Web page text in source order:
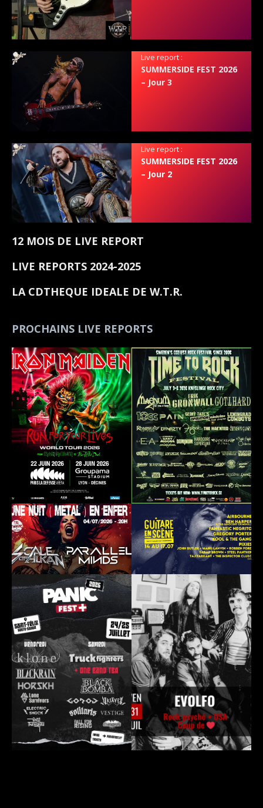
Live report :
SUMMERSIDE FEST 2026
– Jour 3
Live report :
SUMMERSIDE FEST 2026
– Jour 2
12 MOIS DE LIVE REPORT
LIVE REPORTS 2024-2025
LA CDTHEQUE IDEALE DE W.T.R.
PROCHAINS LIVE REPORTS